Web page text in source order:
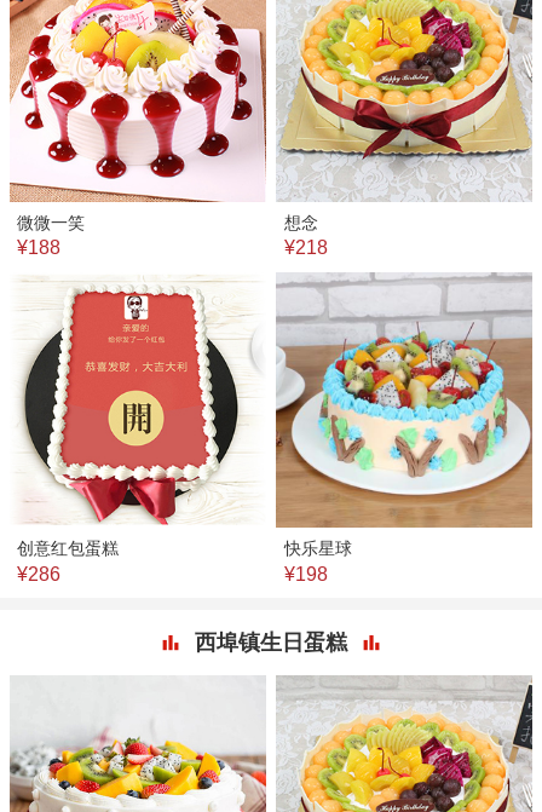
微微一笑
¥188
想念
¥218
创意红包蛋糕
¥286
快乐星球
¥198
西埠镇生日蛋糕